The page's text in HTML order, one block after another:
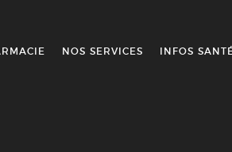
NOS SERVICES INFOS